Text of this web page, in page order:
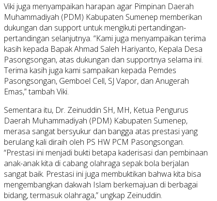
Viki juga menyampaikan harapan agar Pimpinan Daerah
Muhammadiyah (PDM) Kabupaten Sumenep memberikan
dukungan dan support untuk mengikuti pertandingan-
pertandingan selanjutnya. “Kami juga menyampaikan terima
kasih kepada Bapak Ahmad Saleh Hariyanto, Kepala Desa
Pasongsongan, atas dukungan dan supportnya selama ini.
Terima kasih juga kami sampaikan kepada Pemdes
Pasongsongan, Gemboel Cell, SJ Vapor, dan Anugerah
Emas,” tambah Viki.
Sementara itu, Dr. Zeinuddin SH, MH, Ketua Pengurus
Daerah Muhammadiyah (PDM) Kabupaten Sumenep,
merasa sangat bersyukur dan bangga atas prestasi yang
berulang kali diraih oleh PS HW PCM Pasongsongan.
“Prestasi ini menjadi bukti betapa kaderisasi dan pembinaan
anak-anak kita di cabang olahraga sepak bola berjalan
sangat baik. Prestasi ini juga membuktikan bahwa kita bisa
mengembangkan dakwah Islam berkemajuan di berbagai
bidang, termasuk olahraga,” ungkap Zeinuddin.